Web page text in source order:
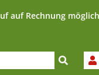
auf Rechnung möglich